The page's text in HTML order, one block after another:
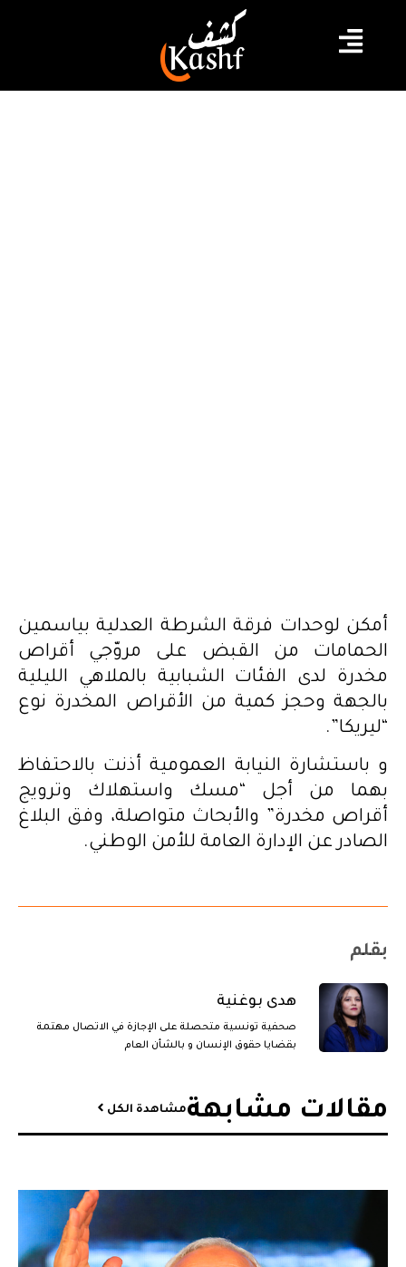
أمكن لوحدات فرقة الشرطة العدلية بياسمين
الحمامات من القبض على مروّجي أقراص
مخدرة لدى الفئات الشبابية بالملاهي الليلية
بالجهة وحجز كمية من الأقراص المخدرة نوع
“ليريكا”.
و باستشارة النيابة العمومية أذنت بالاحتفاظ
بهما من أجل “مسك واستهلاك وترويج
أقراص مخدرة” والأبحاث متواصلة، وفق البلاغ
الصادر عن الإدارة العامة للأمن الوطني.
بقلم
هدى بوغنية
صحفية تونسية متحصلة على الإجازة في الاتصال مهتمة
بقضايا حقوق الإنسان و بالشأن العام
مقالات مشابهة​مشاهدة الكل